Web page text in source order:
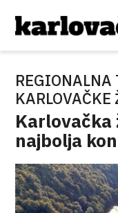
Karlovačka
najbolja